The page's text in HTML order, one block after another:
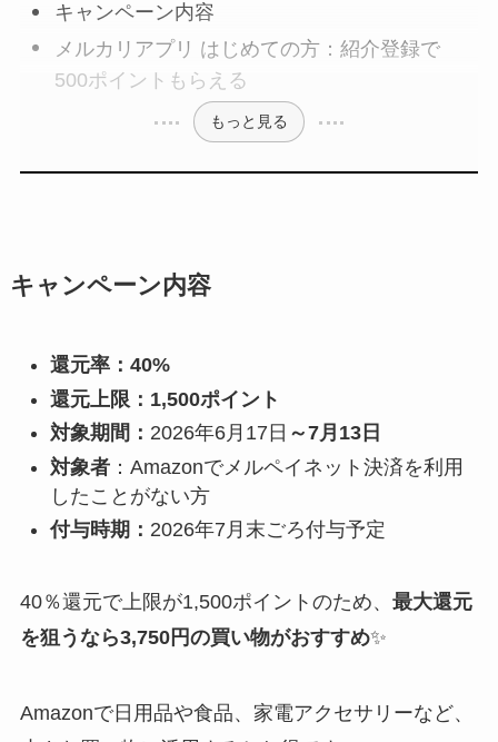
キャンペーン内容
メルカリアプリ はじめての方：紹介登録で
500ポイントもらえる
もっと見る
キャンペーン内容
還元率：40%
還元上限：1,500ポイント
対象期間： 2026年6月17日 ～7月13日
対象者：Amazonでメルペイネット決済を利用
したことがない方
付与時期： 2026年7月末ごろ付与予定
40％還元で上限が1,500ポイントのため、 最大還元
を狙うなら3,750円の買い物がおすすめ✨
Amazonで日用品や食品、家電アクセサリーなど、